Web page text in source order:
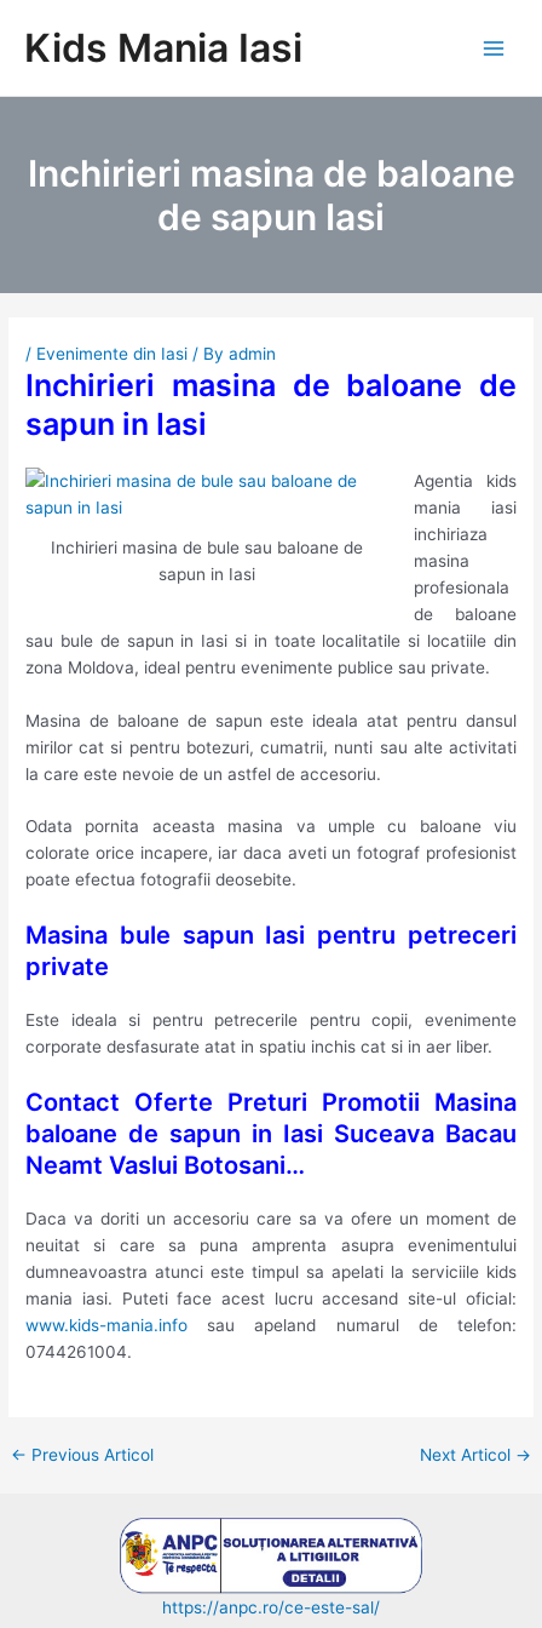
contentKids Mania Iasi
Inchirieri masina de baloane
de sapun Iasi
/ Evenimente din Iasi / Byadmin
Inchirieri masina de baloane de
sapun in Iasi
Inchirieri masina de bule sau baloane de
sapun in Iasi
Agentia kids
mania iasi
inchiriaza
masina
profesionala
de baloane
sau bule de sapun in Iasi si in toate localitatile si locatiile din
zona Moldova, ideal pentru evenimente publice sau private.
Masina de baloane de sapun este ideala atat pentru dansul
mirilor cat si pentru botezuri, cumatrii, nunti sau alte activitati
la care este nevoie de un astfel de accesoriu.
Odata pornita aceasta masina va umple cu baloane viu
colorate orice incapere, iar daca aveti un fotograf profesionist
poate efectua fotografii deosebite.
Masina bule sapun Iasi pentru petreceri
private
Este ideala si pentru petrecerile pentru copii, evenimente
corporate desfasurate atat in spatiu inchis cat si in aer liber.
Contact Oferte Preturi Promotii Masina
baloane de sapun in Iasi Suceava Bacau
Neamt Vaslui Botosani…
Daca va doriti un accesoriu care sa va ofere un moment de
neuitat si care sa puna amprenta asupra evenimentului
dumneavoastra atunci este timpul sa apelati la serviciile kids
mania iasi. Puteti face acest lucru accesand site-ul oficial:
www.kids-mania.info sau apeland numarul de telefon:
0744261004.
Post
← Previous Articol Next Articol →
https://anpc.ro/ce-este-sal/